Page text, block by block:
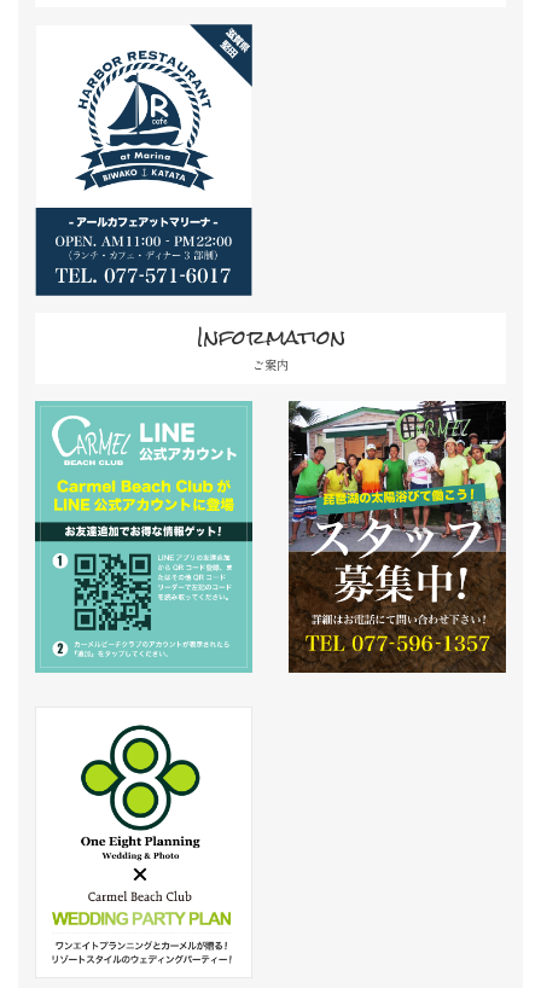
Information
ご案内